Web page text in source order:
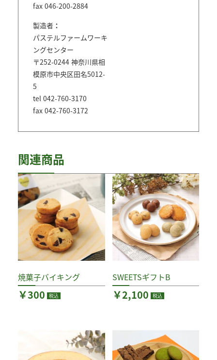
fax 046-200-2884
製造者
パステルファームワーキ
ングセンター
〒252-0244 神奈川県相
模原市中央区田名5012-
5
tel 042-760-3170
fax 042-760-3172
関連商品
焼菓子バイキング
￥300 税込
SWEETSギフトB
￥2,100 税込